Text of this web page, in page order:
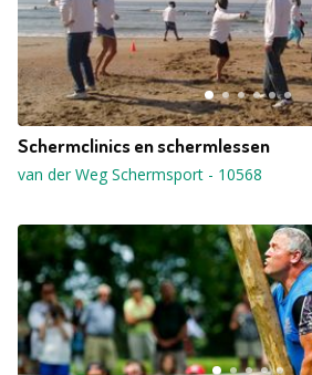
Schermclinics en schermlessen
van der Weg Schermsport - 10568